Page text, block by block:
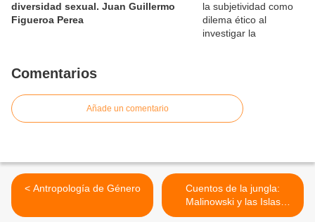
diversidad sexual. Juan Guillermo
Figueroa Perea
Comentarios
Añade un comentario
< Antropología de Género
Cuentos de la jungla:
Malinowski y las Islas
Trobriand. >